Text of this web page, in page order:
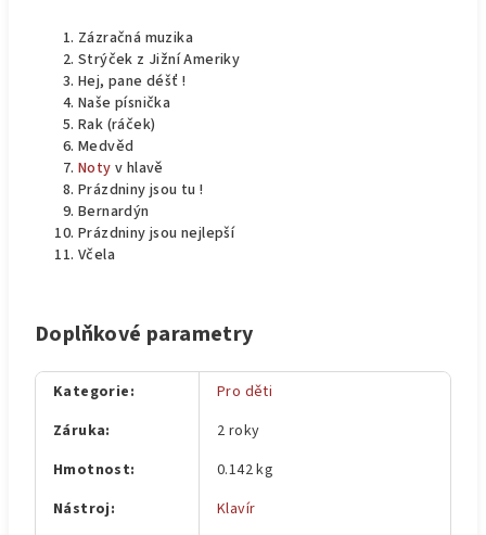
Zázračná muzika
Strýček z Jižní Ameriky
Hej, pane déšť !
Naše písnička
Rak (ráček)
Medvěd
Noty v hlavě
Prázdniny jsou tu !
Bernardýn
Prázdniny jsou nejlepší
Včela
Doplňkové parametry
Kategorie:
Pro děti
Záruka:
2 roky
Hmotnost:
0.142 kg
Nástroj:
Klavír